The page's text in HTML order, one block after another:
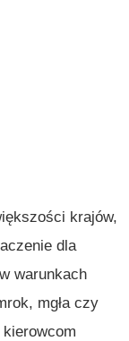
krajów,
dla
warunkach
mgła czy
kierowcom